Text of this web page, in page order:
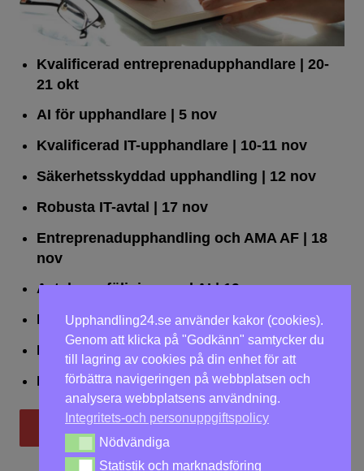
Kvalificerad entreprenad­upphandlare | 20-
21 okt
AI för upphandlare| 5 nov
Kvalificerad IT-upphandlare| 10-11 nov
Säkerhetsskyddad upphandling | 12 nov
Robusta IT-avtal | 17 nov
Entreprenadupphandling och AMA AF| 18
nov
Avtalsuppföljning med AI| 19 nov
Leda upphandlingar effektivt| 25 nov
Dialogförfaranden | 26 nov
LOU på två dagar| 2-3 dec
Till utbildningar
Upphandling24.se använder kakor (cookies).
Genom att klicka på "Godkänn" samtycker du
till lagring av cookies på din enhet för att
förbättra navigeringen på webbplatsen och
analysera webbplatsens användning.
Integritets-och personuppgiftspolicy
Nödvändiga
Nödvändiga
Statistik och marknadsföring
Statistik och marknadsföring